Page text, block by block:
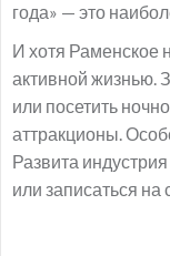
года» — это
И хотя Раменское
активной жизнью.
или посетить
аттракционы.
Развита
или записаться